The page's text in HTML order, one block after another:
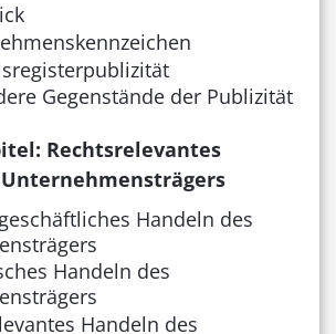
Gegenstände der Publizität
Rechtsrelevantes
Handeln des
Handeln des
Handeln des